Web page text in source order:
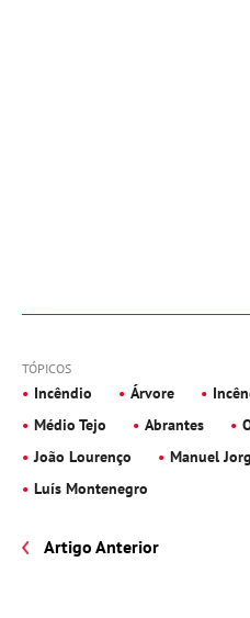
TÓPICOS
Incêndio Árvore
Médio Tejo
Abrantes
João Lourenço
Manuel
Luís Montenegro
Artigo Anterior